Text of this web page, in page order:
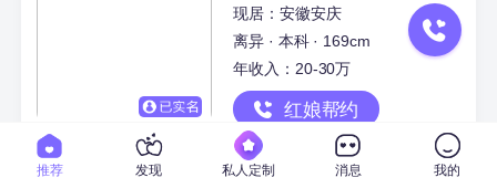
现居：安徽安庆
离异 · 本科 · 169cm
年收入：20-30万
红娘帮约
推荐 发现 私人定制 消息 我的